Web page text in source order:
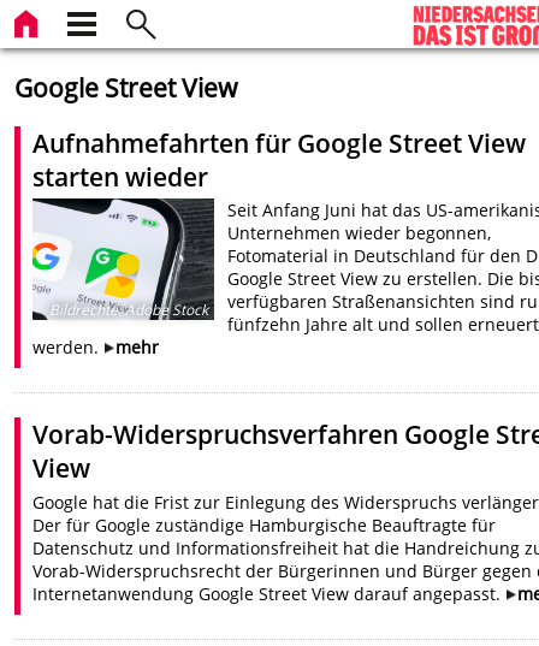
Google Street View
Aufnahmefahrten für Google Street View
starten wieder
Bildrechte:Adobe Stock
Seit Anfang Juni hat das US-
Unternehmen wieder begonnen,
Fotomaterial in Deutschland für den
Google Street View zu erstellen. Die
verfügbaren Straßenansichten sind
fünfzehn Jahre alt und sollen erneuert
werden.
mehr
Vorab-Widerspruchsverfahren Google
View
Google hat die Frist zur Einlegung des Widerspruchs
Der für Google zuständige Hamburgische Beauftragte für
Datenschutz und Informationsfreiheit hat die Handreichung
Vorab-Widerspruchsrecht der Bürgerinnen und Bürger gegen
Internetanwendung Google Street View darauf angepasst.